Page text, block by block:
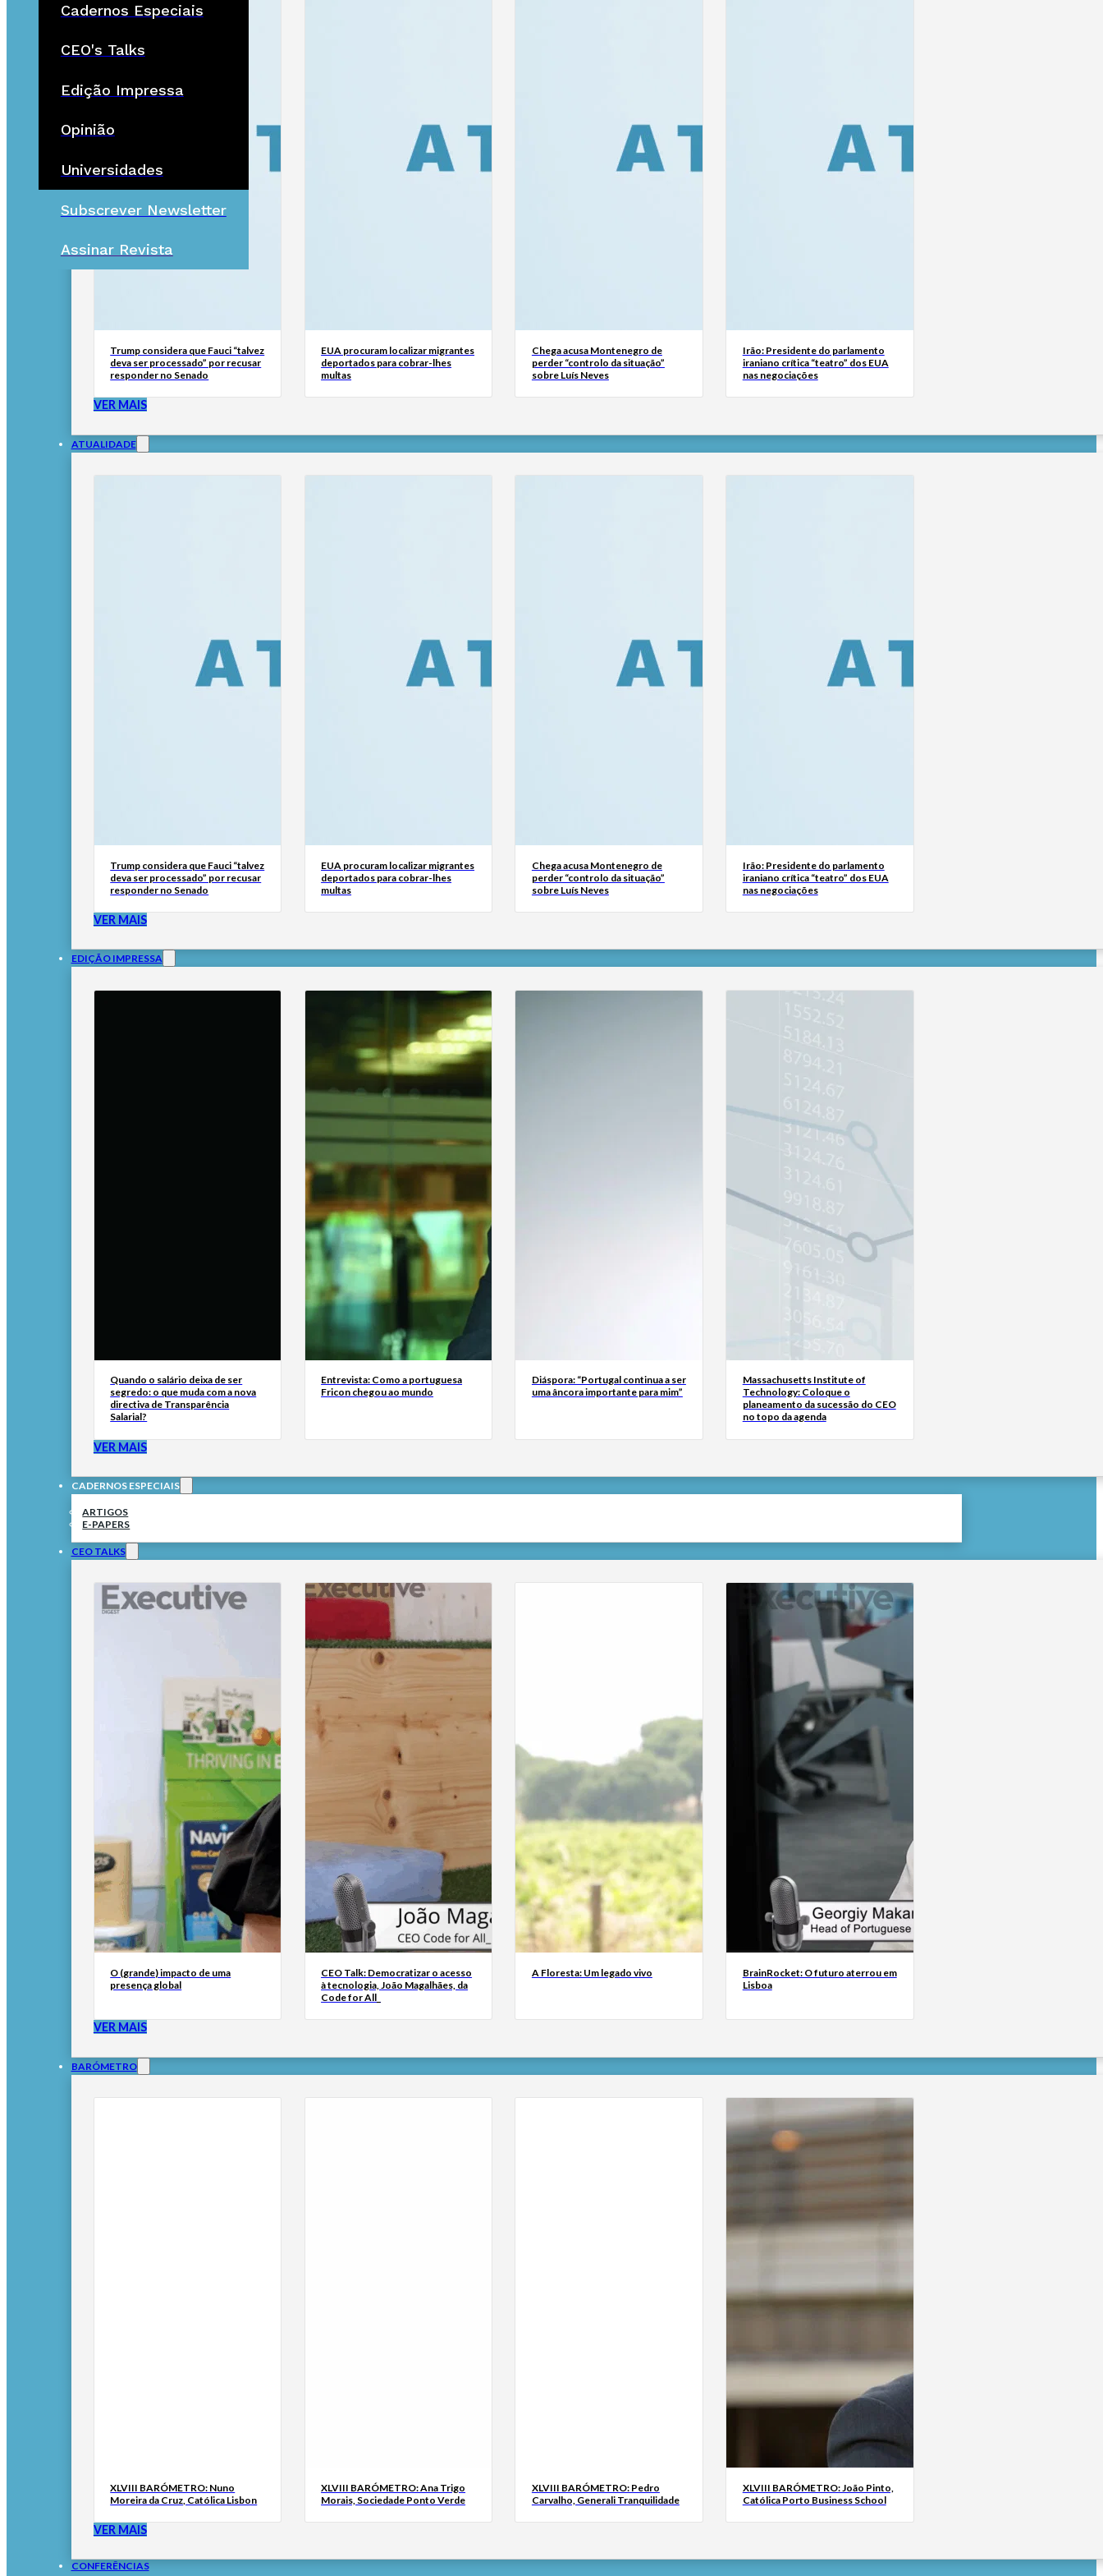
Cadernos Especiais
CEO's Talks
Edição Impressa
Opinião
Universidades
Subscrever Newsletter
Assinar Revista
Trump considera que Fauci “talvez
deva ser processado” por recusar
responder no Senado
EUA procuram localizar migrantes
deportados para cobrar-lhes
multas
Chega acusa Montenegro de
perder “controlo da situação”
sobre Luís Neves
Irão: Presidente do parlamento
iraniano crítica “teatro” dos EUA
nas negociações
VER MAIS
ATUALIDADE
Trump considera que Fauci “talvez
deva ser processado” por recusar
responder no Senado
EUA procuram localizar migrantes
deportados para cobrar-lhes
multas
Chega acusa Montenegro de
perder “controlo da situação”
sobre Luís Neves
Irão: Presidente do parlamento
iraniano crítica “teatro” dos EUA
nas negociações
VER MAIS
EDIÇÃO IMPRESSA
Quando o salário deixa de ser
segredo: o que muda com a nova
directiva de Transparência
Salarial?
Entrevista: Como a portuguesa
Fricon chegou ao mundo
Diáspora: “Portugal continua a ser
uma âncora importante para mim”
Massachusetts Institute of
Technology: Coloque o
planeamento da sucessão do CEO
no topo da agenda
VER MAIS
CADERNOS ESPECIAIS
ARTIGOS
E-PAPERS
CEO TALKS
O (grande) impacto de uma
presença global
CEO Talk: Democratizar o acesso
à tecnologia, João Magalhães, da
Code for All_
A Floresta: Um legado vivo
BrainRocket: O futuro aterrou em
Lisboa
VER MAIS
BARÓMETRO
XLVIII BARÓMETRO: Nuno
Moreira da Cruz, Católica Lisbon
XLVIII BARÓMETRO: Ana Trigo
Morais, Sociedade Ponto Verde
XLVIII BARÓMETRO: Pedro
Carvalho, Generali Tranquilidade
XLVIII BARÓMETRO: João Pinto,
Católica Porto Business School
VER MAIS
CONFERÊNCIAS